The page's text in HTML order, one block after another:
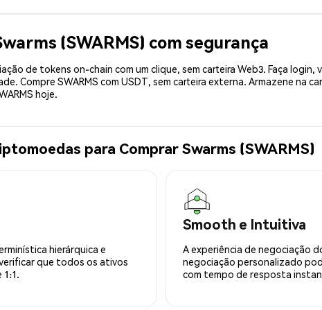
(SWARMS) com segurança
de tokens on-chain com um clique, sem carteira Web3. Faça login,
Compre SWARMS com USDT, sem carteira externa. Armazene na
hoje.
para Comprar Swarms (SWARMS)
hierárquica e
que todos os ativos
Smooth e Intuitiva
A experiência de negociação
negociação personalizado
com tempo de resposta